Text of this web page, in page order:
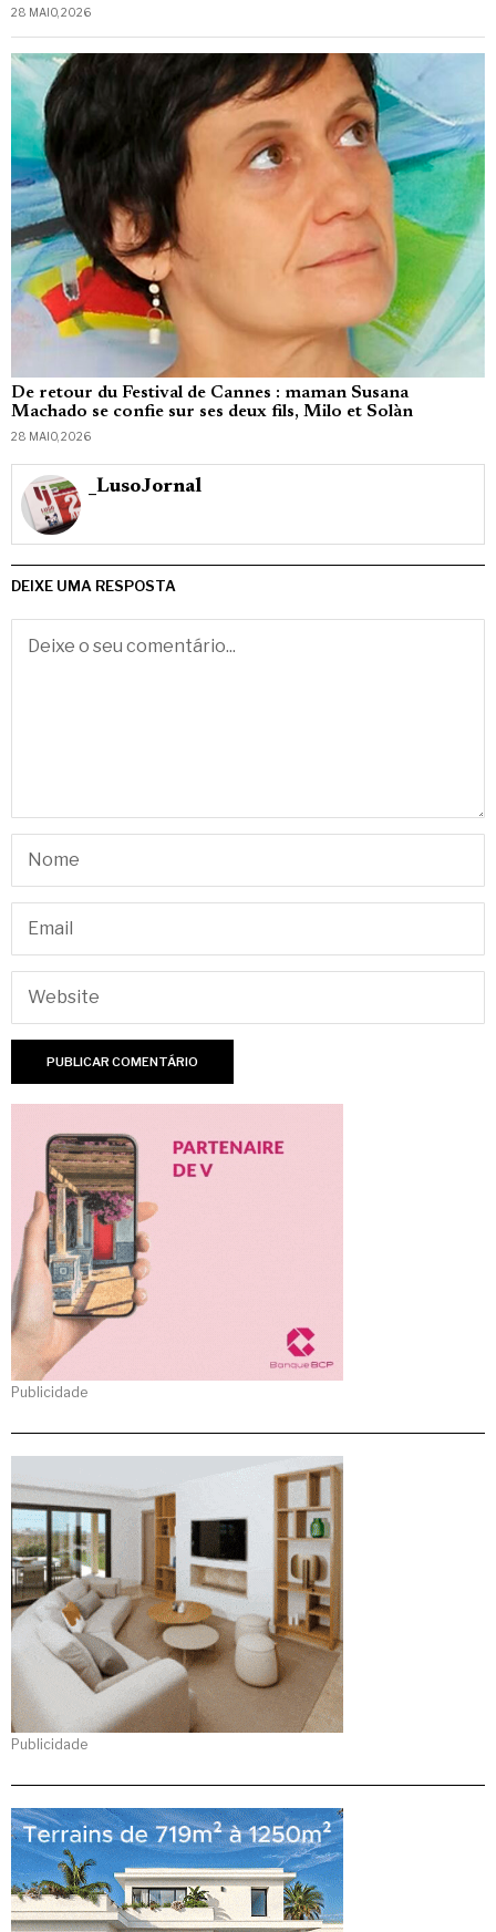
28 MAIO, 2026
De retour du Festival de Cannes : maman Susana
Machado se confie sur ses deux fils, Milo et Solàn
28 MAIO, 2026
_LusoJornal
DEIXE UMA RESPOSTA
Publicidade
Publicidade